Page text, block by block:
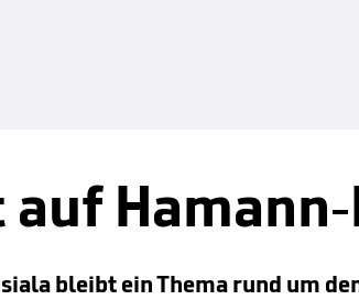
auf
bleibt ein Thema rund um